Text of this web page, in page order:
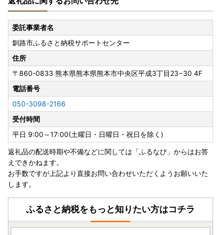
熊本県熊本市中央区平成3-18-10株式会社5C
釧路市ふるさと納税サポートセンター 行
【釧路市はワンストップ申請オンラインサービスの対象自治
体です】
＜ふるまど＞
ふるまどの詳細はこちらからご確認ください。
https://furumado.jp/
------------------------------------------------
◆【重要】ヤマト運輸の荷物転送有料化のお知らせ◆
ヤマト運輸の規定変更により、2023年6月1日以降、
お荷物の送り状に記載されたご住所以外にお届け先を変更
（転送）する場合、
送り状に記載されたお届け先から変更後のお届け先までの配
送料が着払いで発生いたします。
なお、ご贈答用の場合でも受取人様に着払いでご負担いただ
くことになりますので、
十分にご注意いただいた上でお申込いただきますようお願い
委託事業者名
釧路市ふるさと納税サポートセンター
住所
〒860-0833 熊本県熊本県熊本市中央区平成3丁目23−30 4F
電話番号
050-3098-2166
受付時間
平日 9:00～17:00(土曜日・日曜日・祝日を除く)
返礼品の配送時期や不備などに関しては「ふるなび」からはお答
えできかねます。
お手数ですが上記より直接お問い合わせいただくようお願いいた
します。
ふるさと納税をもっと知りたい方はコチラ